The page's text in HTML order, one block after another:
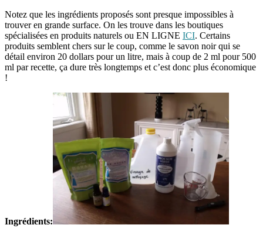
Notez que les ingrédients proposés sont presque impossibles à
trouver en grande surface. On les trouve dans les boutiques
spécialisées en produits naturels ou EN LIGNE ICI. Certains
produits semblent chers sur le coup, comme le savon noir qui se
détail environ 20 dollars pour un litre, mais à coup de 2 ml pour 500
ml par recette, ça dure très longtemps et c’est donc plus économique
!
Ingrédients: